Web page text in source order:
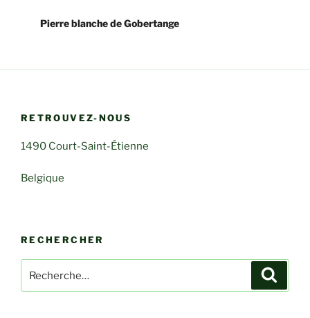
Pierre blanche de Gobertange
RETROUVEZ-NOUS
1490 Court-Saint-Étienne
Belgique
RECHERCHER
pour